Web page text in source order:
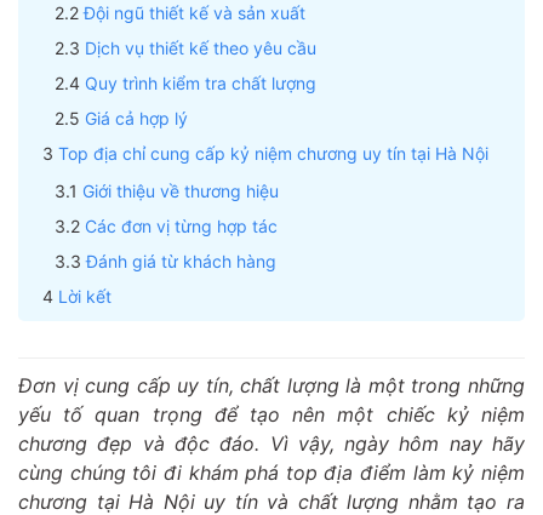
Đội ngũ thiết kế và sản xuất
Dịch vụ thiết kế theo yêu cầu
Quy trình kiểm tra chất lượng
Giá cả hợp lý
Top địa chỉ cung cấp kỷ niệm chương uy tín tại Hà Nội
Giới thiệu về thương hiệu
Các đơn vị từng hợp tác
Đánh giá từ khách hàng
Lời kết
Đơn vị cung cấp uy tín, chất lượng là một trong những
yếu tố quan trọng để tạo nên một chiếc kỷ niệm
chương đẹp và độc đáo. Vì vậy, ngày hôm nay hãy
cùng chúng tôi đi khám phá top địa điểm làm kỷ niệm
chương tại Hà Nội uy tín và chất lượng nhằm tạo ra